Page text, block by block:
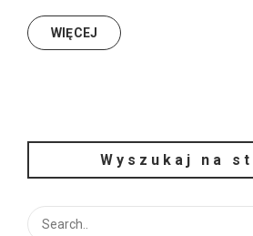
WIĘCEJ
Wyszukaj na